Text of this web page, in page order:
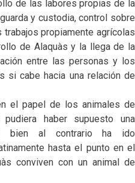
de las labores propias de la
y custodia, control sobre
propiamente agrícolas
de Alaquàs y la llega de la
entre las personas y los
si cabe hacia una relación de
el papel de los animales de
haber supuesto una
bien al contrario ha ido
hasta el punto en el
conviven con un animal de